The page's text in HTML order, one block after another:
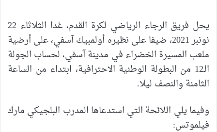
يحل فريق الرجاء الرياضي لكرة القدم، غدا الثلاثاء 22
نونبر 2021، ضيفا على نظيره أولمبيك آسفي، على أرضية
ملعب المسيرة الخضراء في مدينة آسفي، لحساب الجولة
الـ12 من البطولة الوطنية الاحترافية، ابتداء من الساعة
الثامنة والنصف ليلا.
وفيما يلي اللائحة التي استدعاها المدرب البلجيكي مارك
فيلموتس: